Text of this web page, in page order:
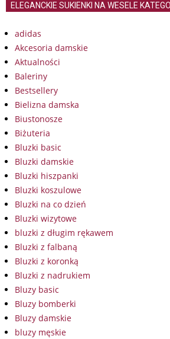
ELEGANCKIE SUKIENKI NA WESELE
adidas
Akcesoria damskie
Aktualności
Baleriny
Bestsellery
Bielizna damska
Biustonosze
Biżuteria
Bluzki basic
Bluzki damskie
Bluzki hiszpanki
Bluzki koszulowe
Bluzki na co dzień
Bluzki wizytowe
bluzki z długim rękawem
Bluzki z falbaną
Bluzki z koronką
Bluzki z nadrukiem
Bluzy basic
Bluzy bomberki
Bluzy damskie
bluzy męskie